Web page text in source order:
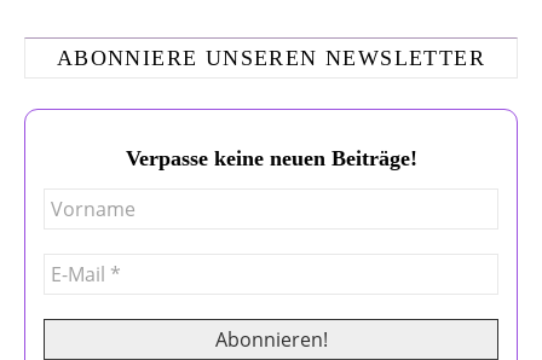
ABONNIERE UNSEREN NEWSLETTER
Verpasse keine neuen Beiträge!